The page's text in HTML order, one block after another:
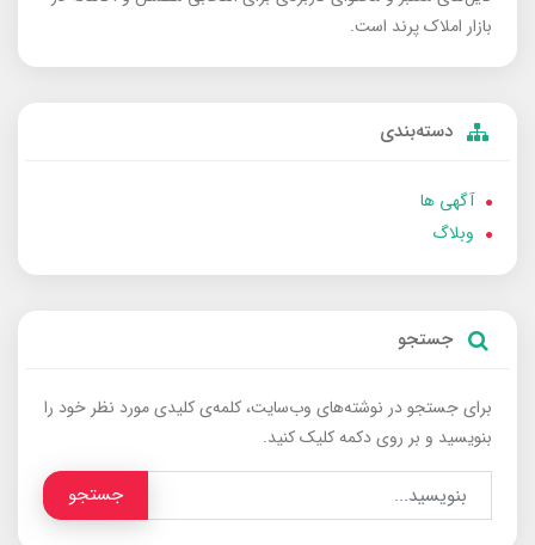
بازار املاک پرند است.
دسته‌بندی
آگهی ها
وبلاگ
جستجو
برای جستجو در نوشته‌های وب‌سایت، کلمه‌ی کلیدی مورد نظر خود را
بنویسید و بر روی دکمه کلیک کنید.
جستجو